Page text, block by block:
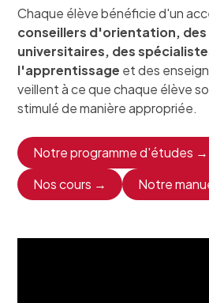
Chaque élève bénéficie d'un
conseillers d'orientation,
universitaires, des
l'apprentissage et des
veillent à ce que chaque élève
stimulé de manière appropriée.
Notre programme d'études →
Nos cours →
Notre